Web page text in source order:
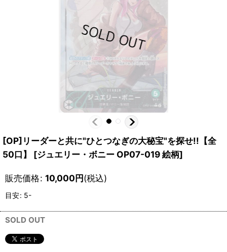
[OP]リーダーと共に"ひとつなぎの大秘宝"を探せ!!【全
50口】
[ジュエリー・ボニー OP07-019 絵柄]
販売価格: 10,000円(税込)
目安: 5-
SOLD OUT